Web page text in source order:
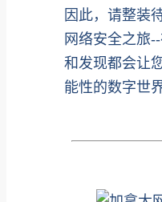
因此，请整装
网络安全之旅
和发现都会让
能性的数字世